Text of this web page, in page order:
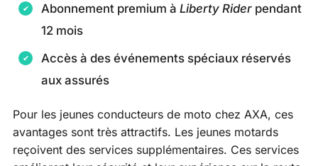
Abonnement premium à Liberty Rider pendant
12 mois
Accès à des événements spéciaux réservés
aux assurés
Pour les jeunes conducteurs de moto chez AXA, ces
avantages sont très attractifs. Les jeunes motards
reçoivent des services supplémentaires. Ces services